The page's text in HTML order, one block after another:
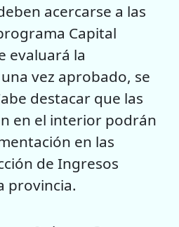
acercarse a las
Capital
evaluará la
vez aprobado, se
destacar que las
en el interior podrán
en las
de Ingresos
provincia.